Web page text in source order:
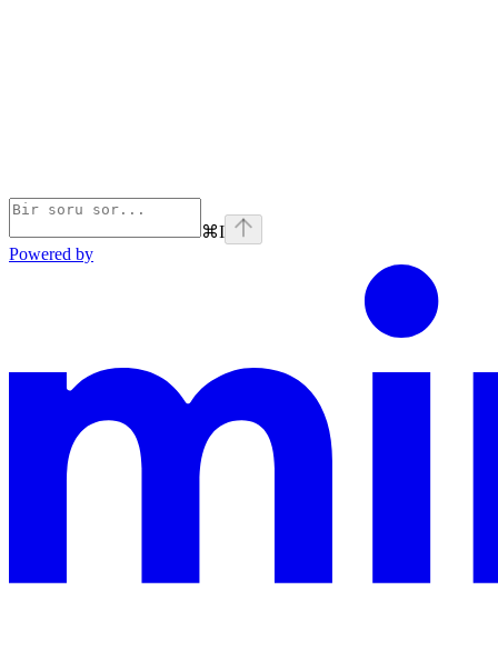
⌘I
Powered by